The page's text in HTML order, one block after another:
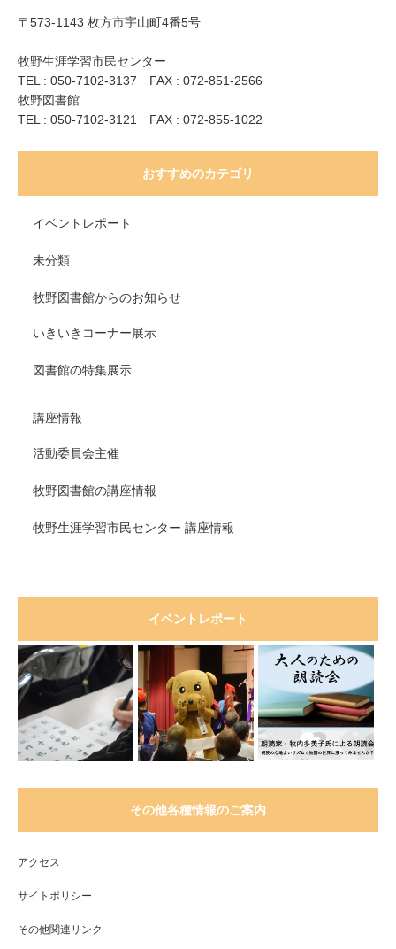
〒573-1143 枚方市宇山町4番5号
牧野生涯学習市民センター
TEL : 050-7102-3137 FAX : 072-851-2566
牧野図書館
TEL : 050-7102-3121 FAX : 072-855-1022
おすすめのカテゴリ
イベントレポート
未分類
牧野図書館からのお知らせ
いきいきコーナー展示
図書館の特集展示
講座情報
活動委員会主催
牧野図書館の講座情報
牧野生涯学習市民センター 講座情報
イベントレポート
その他各種情報のご案内
アクセス
サイトポリシー
その他関連リンク